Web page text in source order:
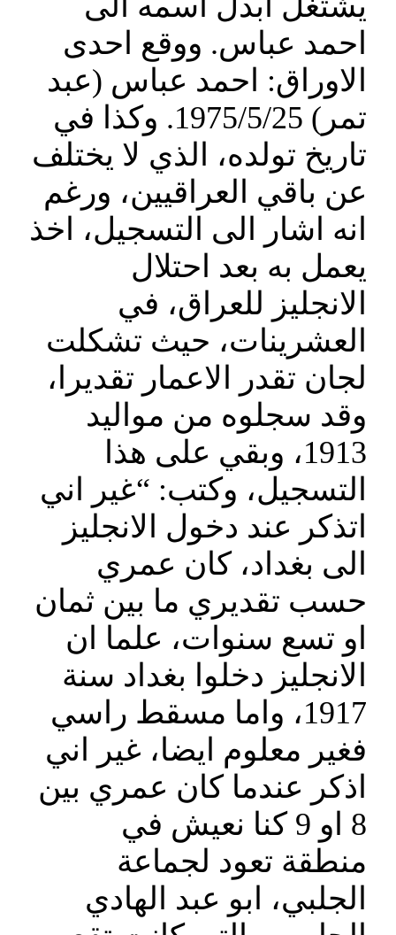
احمد عباس. ووقع احدى
الاوراق: احمد عباس (عبد
تمر) 1975/5/25. وكذا في
تاريخ تولده، الذي لا يختلف
عن باقي العراقيين، ورغم
انه اشار الى التسجيل، اخذ
يعمل به بعد احتلال
الانجليز للعراق، في
العشرينات، حيث تشكلت
لجان تقدر الاعمار تقديرا،
وقد سجلوه من مواليد
1913، وبقي على هذا
التسجيل، وكتب: “غير اني
اتذكر عند دخول الانجليز
الى بغداد، كان عمري
حسب تقديري ما بين ثمان
او تسع سنوات، علما ان
الانجليز دخلوا بغداد سنة
1917، واما مسقط راسي
فغير معلوم ايضا، غير اني
اذكر عندما كان عمري بين
8 او 9 كنا نعيش في
منطقة تعود لجماعة
الجلبي، ابو عبد الهادي